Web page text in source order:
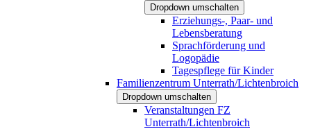
Dropdown umschalten
Erziehungs-, Paar- und
Lebensberatung
Sprachförderung und
Logopädie
Tagespflege für Kinder
Familienzentrum Unterrath/Lichtenbroich
Dropdown umschalten
Veranstaltungen FZ
Unterrath/Lichtenbroich